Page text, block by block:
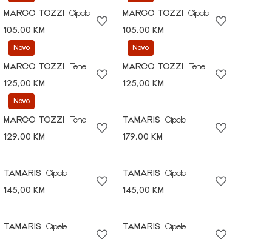
MARCO TOZZI
Cipele
105,00 KM
MARCO TOZZI
Cipele
105,00 KM
Novo
MARCO TOZZI
Tene
125,00 KM
Novo
MARCO TOZZI
Tene
125,00 KM
Novo
MARCO TOZZI
Tene
129,00 KM
TAMARIS
Cipele
179,00 KM
TAMARIS
Cipele
145,00 KM
TAMARIS
Cipele
145,00 KM
TAMARIS
Cipele
TAMARIS
Cipele